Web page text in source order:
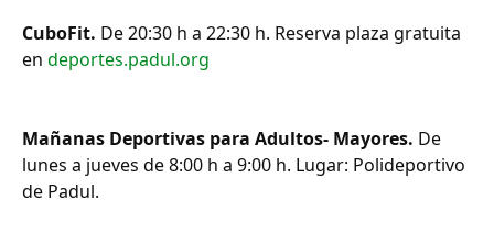
CuboFit. De 20:30 h a 22:30 h. Reserva plaza gratuita
en deportes.padul.org
Mañanas Deportivas para Adultos- Mayores. De
lunes a jueves de 8:00 h a 9:00 h. Lugar: Polideportivo
de Padul.